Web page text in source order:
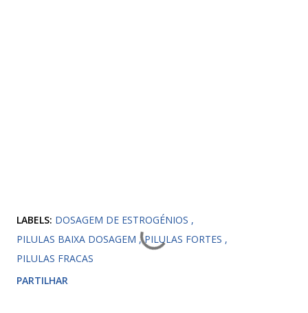
LABELS: DOSAGEM DE ESTROGÉNIOS
PILULAS BAIXA DOSAGEM
PILULAS FORTES
PILULAS FRACAS
PARTILHAR